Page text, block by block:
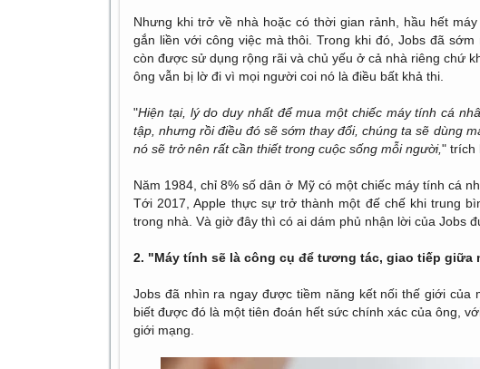
Nhưng khi trở về nhà hoặc có thời gian rảnh, hầu hết
gắn liền với công việc mà thôi. Trong khi đó, Jobs đã
còn được sử dụng rộng rãi và chủ yếu ở cả nhà riêng chứ
ông vẫn bị lờ đi vì mọi người coi nó là điều bất khả thi.
"Hiện tại, lý do duy nhất để mua một chiếc máy tính cá
tập, nhưng rồi điều đó sẽ sớm thay đổi, chúng ta sẽ dùng
nó sẽ trở nên rất cần thiết trong cuộc sống mỗi người," trích
Năm 1984, chỉ 8% số dân ở Mỹ có một chiếc máy tính cá
Tới 2017, Apple thực sự trở thành một đế chế khi trung
trong nhà. Và giờ đây thì có ai dám phủ nhận lời của Jobs
2. "Máy tính sẽ là công cụ để tương tác, giao tiếp giữa
Jobs đã nhìn ra ngay được tiềm năng kết nối thế giới
biết được đó là một tiên đoán hết sức chính xác của ông,
giới mạng.